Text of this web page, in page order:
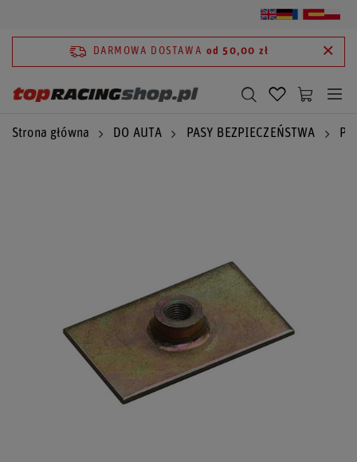
DARMOWA DOSTAWA od 50,00 zł
Strona główna DO AUTA PASY BEZPIECZEŃSTWA